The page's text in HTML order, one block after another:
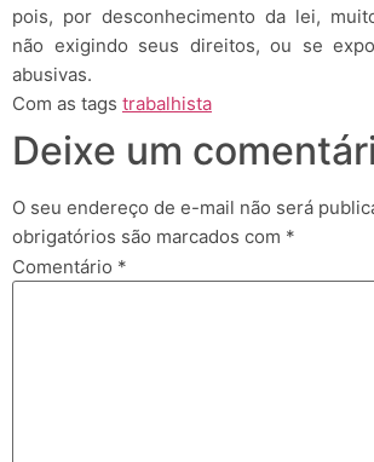
pois, por desconhecimento da lei,
não exigindo seus direitos, ou se
abusivas.
Com as tags trabalhista
Deixe um
O seu endereço de e-mail não será
obrigatórios são marcados com *
Comentário *